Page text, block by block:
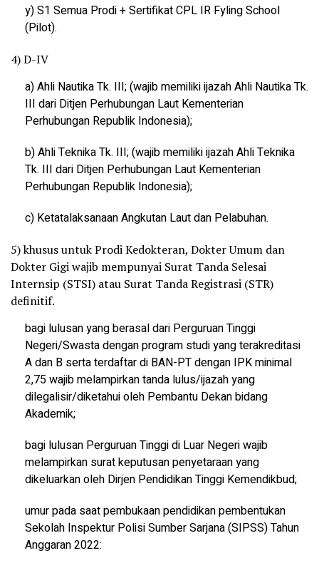
y) S1 Semua Prodi + Sertifikat CPL IR Fyling School
(Pilot).
4) D-IV
a) Ahli Nautika Tk. III; (wajib memiliki ijazah Ahli Nautika Tk.
III dari Ditjen Perhubungan Laut Kementerian
Perhubungan Republik Indonesia);
b) Ahli Teknika Tk. III; (wajib memiliki ijazah Ahli Teknika
Tk. III dari Ditjen Perhubungan Laut Kementerian
Perhubungan Republik Indonesia);
c) Ketatalaksanaan Angkutan Laut dan Pelabuhan.
5) khusus untuk Prodi Kedokteran, Dokter Umum dan
Dokter Gigi wajib mempunyai Surat Tanda Selesai
Internsip (STSI) atau Surat Tanda Registrasi (STR)
definitif.
bagi lulusan yang berasal dari Perguruan Tinggi
Negeri/Swasta dengan program studi yang terakreditasi
A dan B serta terdaftar di BAN-PT dengan IPK minimal
2,75 wajib melampirkan tanda lulus/ijazah yang
dilegalisir/diketahui oleh Pembantu Dekan bidang
Akademik;
bagi lulusan Perguruan Tinggi di Luar Negeri wajib
melampirkan surat keputusan penyetaraan yang
dikeluarkan oleh Dirjen Pendidikan Tinggi Kemendikbud;
umur pada saat pembukaan pendidikan pembentukan
Sekolah Inspektur Polisi Sumber Sarjana (SIPSS) Tahun
Anggaran 2022: